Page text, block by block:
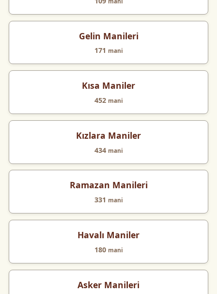
Gelin Manileri
171 mani
Kısa Maniler
452 mani
Kızlara Maniler
434 mani
Ramazan Manileri
331 mani
Havalı Maniler
180 mani
Asker Manileri